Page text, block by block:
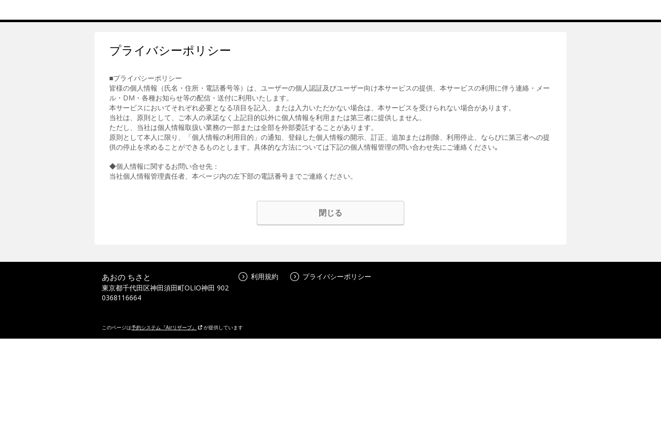
プライバシーポリシー
■プライバシーポリシー
皆様の個人情報（氏名・住所・電話番号等）は、ユーザーの個人認証及びユーザー向け本サービスの提供、本サービスの利用に伴う連絡・メー
ル・DM・各種お知らせ等の配信・送付に利用いたします。
本サービスにおいてそれぞれ必要となる項目を記入、または入力いただかない場合は、本サービスを受けられない場合があります。
当社は、原則として、ご本人の承諾なく上記目的以外に個人情報を利用または第三者に提供しません。
ただし、当社は個人情報取扱い業務の一部または全部を外部委託することがあります。
原則として本人に限り、「個人情報の利用目的」の通知、登録した個人情報の開示、訂正、追加または削除、利用停止、ならびに第三者への提
供の停止を求めることができるものとします。具体的な方法については下記の個人情報管理の問い合わせ先にご連絡ください｡
◆個人情報に関するお問い合せ先：
当社個人情報管理責任者、本ページ内の左下部の電話番号までご連絡ください。
閉じる
あおの ちさと
東京都千代田区神田須田町OLIO神田 902
0368116664
利用規約 プライバシーポリシー
このページは予約システム『Airリザーブ』 が提供しています